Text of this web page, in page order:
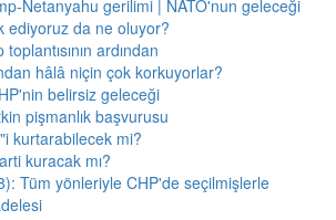
Netanyahu gerilimi | NATO'nun geleceği
ediyoruz da ne oluyor?
ardından
hâlâ niçin çok korkuyorlar?
belirsiz geleceği
pişmanlık başvurusu
kurtarabilecek mi?
kuracak mı?
Tüm yönleriyle CHP'de seçilmişlerle